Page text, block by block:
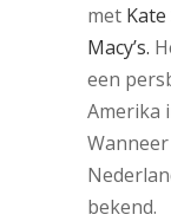
met Kate
Macy’s.
een
Amerika
bekend.